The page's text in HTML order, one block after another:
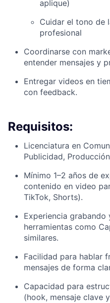
aplique)
Cuidar el tono de
profesional
Coordinarse con
entender mensajes y
Entregar videos en
con feedback.
Requisitos:
Licenciatura en
Publicidad,
Mínimo 1–2 años de
contenido en video
TikTok, Shorts).
Experiencia
herramientas como
similares.
Facilidad para hablar
mensajes de forma
Capacidad para
(hook, mensaje clave